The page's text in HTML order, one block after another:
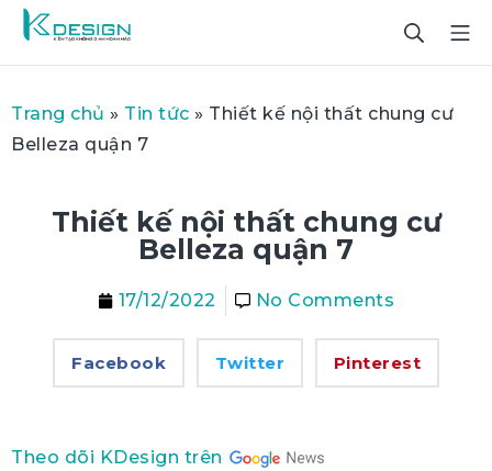
Trang chủ » Tin tức » Thiết kế nội thất chung cư
Belleza quận 7
Thiết kế nội thất chung cư
Belleza quận 7
17/12/2022 No Comments
Facebook Twitter Pinterest
Theo dõi KDesign trên